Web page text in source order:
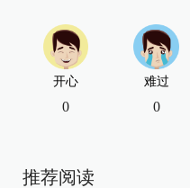
开心
0
难过
0
推荐阅读